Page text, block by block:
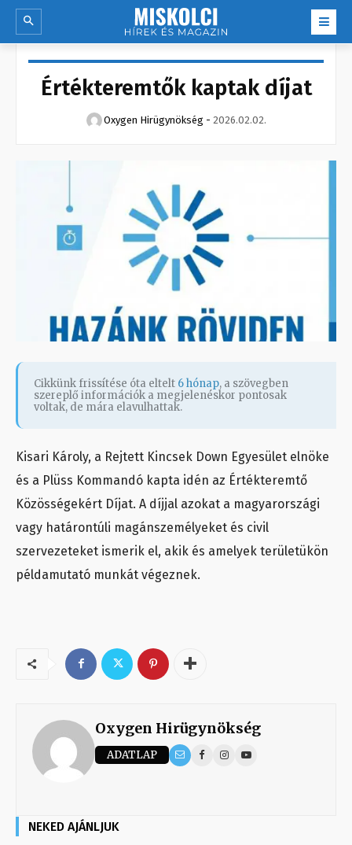
Értékteremtők kaptak díjat
Oxygen Hirügynökség - 2026.02.02.
Cikkünk frissítése óta eltelt 6 hónap, a szövegben
szereplő információk a megjelenéskor pontosak
voltak, de mára elavulhattak.
Kisari Károly, a Rejtett Kincsek Down Egyesület elnöke
és a Plüss Kommandó kapta idén az Értékteremtő
Közösségekért Díjat. A díjjal azokat a magyarországi
vagy határontúli magánszemélyeket és civil
szervezeteket ismerik el, akik és amelyek területükön
példamutató munkát végeznek.
Oxygen Hirügynökség
ADATLAP
NEKED AJÁNLJUK